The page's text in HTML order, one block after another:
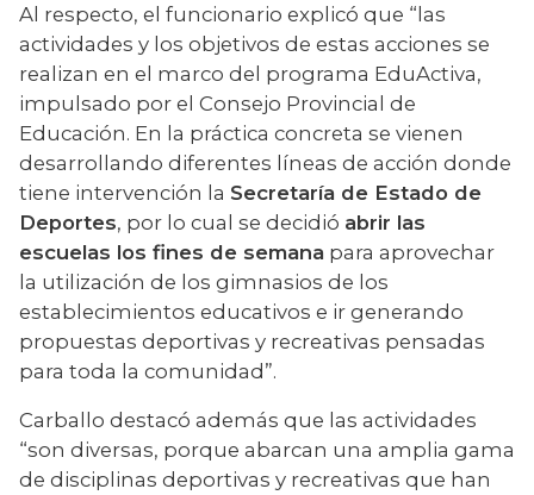
Al respecto, el funcionario explicó que “las
actividades y los objetivos de estas acciones se
realizan en el marco del programa EduActiva,
impulsado por el Consejo Provincial de
Educación. En la práctica concreta se vienen
desarrollando diferentes líneas de acción donde
tiene intervención la Secretaría de Estado de
Deportes, por lo cual se decidió abrir las
escuelas los fines de semana para aprovechar
la utilización de los gimnasios de los
establecimientos educativos e ir generando
propuestas deportivas y recreativas pensadas
para toda la comunidad”.
Carballo destacó además que las actividades
“son diversas, porque abarcan una amplia gama
de disciplinas deportivas y recreativas que han